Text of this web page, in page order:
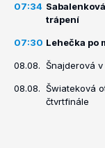
07:34
trápení
07:30 Lehečka po
08.08. Šnajderová
08.08. Šwiateková
čtvrtfinále